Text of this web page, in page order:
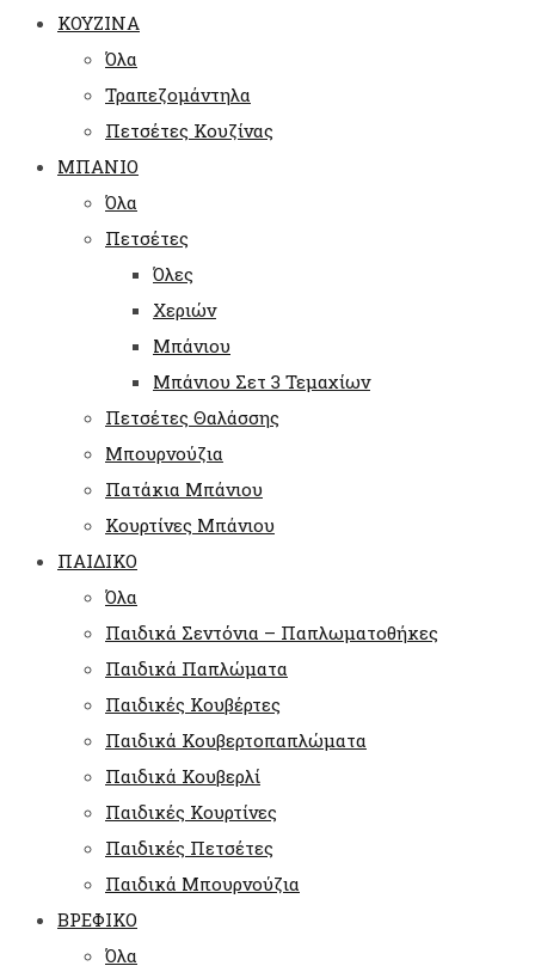
ΚΟΥΖΙΝΑ
Όλα
Τραπεζομάντηλα
Πετσέτες Κουζίνας
ΜΠΑΝΙΟ
Όλα
Πετσέτες
Όλες
Χεριών
Μπάνιου
Μπάνιου Σετ 3 Τεμαχίων
Πετσέτες Θαλάσσης
Μπουρνούζια
Πατάκια Μπάνιου
Κουρτίνες Μπάνιου
ΠΑΙΔΙΚΟ
Όλα
Παιδικά Σεντόνια – Παπλωματοθήκες
Παιδικά Παπλώματα
Παιδικές Κουβέρτες
Παιδικά Κουβερτοπαπλώματα
Παιδικά Κουβερλί
Παιδικές Κουρτίνες
Παιδικές Πετσέτες
Παιδικά Μπουρνούζια
ΒΡΕΦΙΚΟ
Όλα